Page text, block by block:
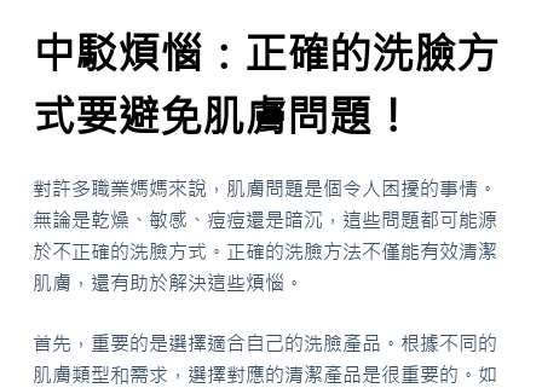
中駁煩惱：正確的洗臉方
式要避免肌膚問題！
對許多職業媽媽來說，肌膚問題是個令人困擾的事情。
無論是乾燥、敏感、痘痘還是暗沉，這些問題都可能源
於不正確的洗臉方式。正確的洗臉方法不僅能有效清潔
肌膚，還有助於解決這些煩惱。
首先，重要的是選擇適合自己的洗臉產品。根據不同的
肌膚類型和需求，選擇對應的清潔產品是很重要的。如